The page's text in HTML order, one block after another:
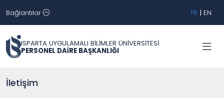
Bağlantılar TR | EN
ISPARTA UYGULAMALI BİLİMLER ÜNİVERSİTESİ
PERSONEL DAİRE BAŞKANLIĞI
İletişim